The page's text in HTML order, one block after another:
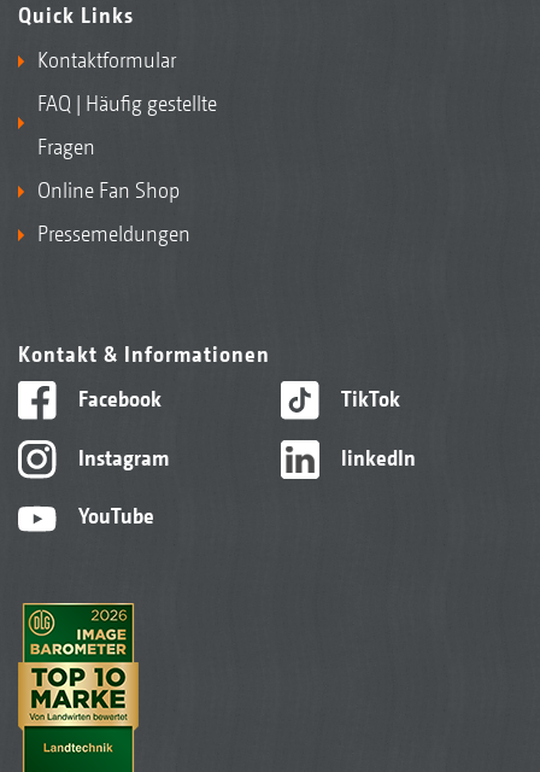
Quick Links
Kontaktformular
FAQ | Häufig gestellte
Fragen
Online Fan Shop
Pressemeldungen
Kontakt & Informationen
Facebook
Instagram
YouTube
TikTok
linkedIn